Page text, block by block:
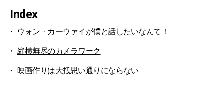
Index
ウォン・カーウァイが僕と話したいなんて！
縦横無尽のカメラワーク
映画作りは大抵思い通りにならない